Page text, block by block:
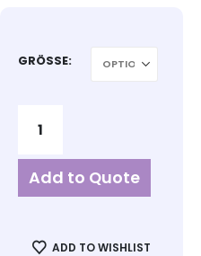
GRÖSSE
Add to Quote
ADD TO WISHLIST